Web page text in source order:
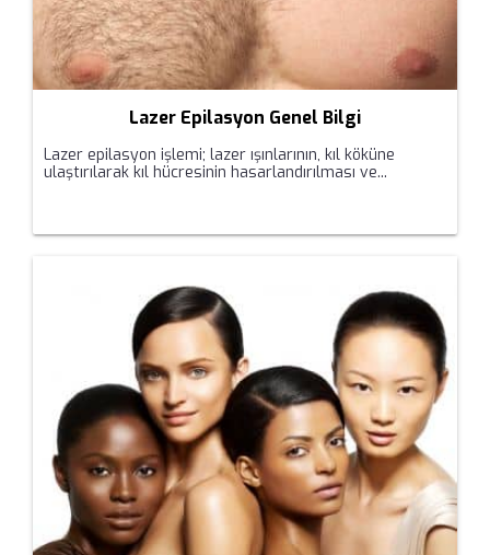
Lazer Epilasyon Genel Bilgi
Lazer epilasyon işlemi; lazer ışınlarının, kıl köküne
ulaştırılarak kıl hücresinin hasarlandırılması ve...